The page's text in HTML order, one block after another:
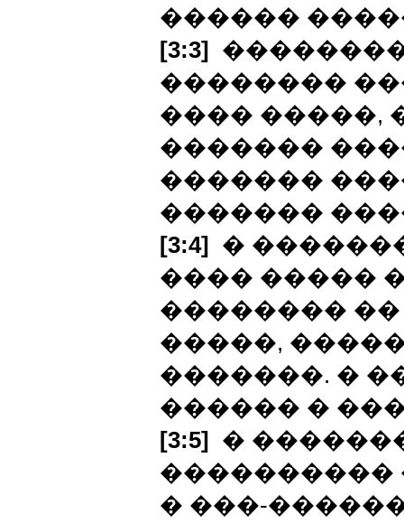
������
[3:3]
��������
���� �����,
�������
�������
�������
[3:4] �
���� �����
��������
�����,
�������. �
������ �
[3:5] �
����������
� ���-